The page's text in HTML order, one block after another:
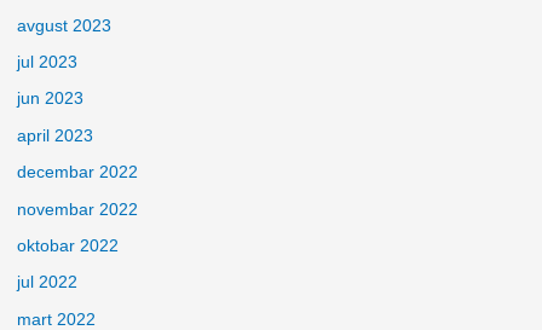
avgust 2023
jul 2023
jun 2023
april 2023
decembar 2022
novembar 2022
oktobar 2022
jul 2022
mart 2022